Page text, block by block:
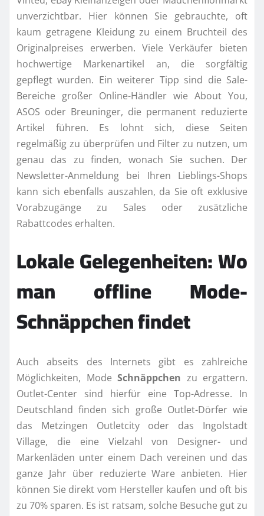
unverzichtbar. Hier können Sie gebrauchte, oft
kaum getragene Kleidung zu einem Bruchteil des
Originalpreises erwerben. Viele Verkäufer bieten
hochwertige Markenartikel an, die sorgfältig
gepflegt wurden. Ein weiterer Tipp sind die Sale-
Bereiche großer Online-Händler wie About You,
ASOS oder Breuninger, die permanent reduzierte
Artikel führen. Es lohnt sich, diese Seiten
regelmäßig zu überprüfen und Filter zu nutzen, um
genau das zu finden, wonach Sie suchen. Der
Newsletter-Anmeldung bei Ihren Lieblings-Shops
kann sich ebenfalls auszahlen, da Sie oft exklusive
Vorabzugänge zu Sales oder zusätzliche
Rabattcodes erhalten.
Lokale Gelegenheiten: Wo
man offline Mode-
Schnäppchen findet
Auch abseits des Internets gibt es zahlreiche
Möglichkeiten, Mode Schnäppchen zu ergattern.
Outlet-Center sind hierfür eine Top-Adresse. In
Deutschland finden sich große Outlet-Dörfer wie
das Metzingen Outletcity oder das Ingolstadt
Village, die eine Vielzahl von Designer- und
Markenläden unter einem Dach vereinen und das
ganze Jahr über reduzierte Ware anbieten. Hier
können Sie direkt vom Hersteller kaufen und oft bis
zu 70% sparen. Es ist ratsam, solche Besuche gut zu